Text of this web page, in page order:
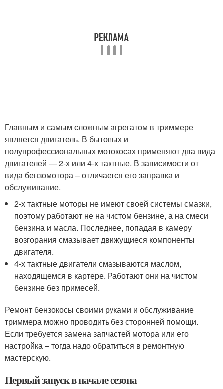
Главным и самым сложным агрегатом в триммере
является двигатель. В бытовых и
полупрофессиональных мотокосах применяют два вида
двигателей — 2-х или 4-х тактные. В зависимости от
вида бензомотора – отличается его заправка и
обслуживание.
2-х тактные моторы не имеют своей системы смазки,
поэтому работают не на чистом бензине, а на смеси
бензина и масла. Последнее, попадая в камеру
возгорания смазывает движущиеся компоненты
двигателя.
4-х тактные двигатели смазываются маслом,
находящемся в картере. Работают они на чистом
бензине без примесей.
Ремонт бензокосы своими руками и обслуживание
триммера можно проводить без сторонней помощи.
Если требуется замена запчастей мотора или его
настройка – тогда надо обратиться в ремонтную
мастерскую.
Первый запуск в начале сезона